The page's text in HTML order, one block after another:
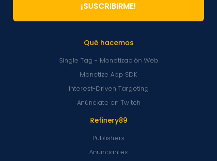
Refinery89
Publishers
Anunciantes
Qué hacemos
Single Tag - Monetización Web
Monetize App SDK
Interest-Driven Targeting
Anúnciate en Twitch
¡SUSCRIBIRME!